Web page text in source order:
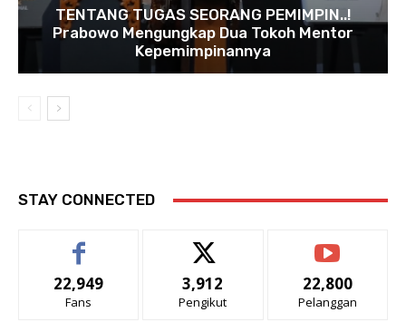
TENTANG TUGAS SEORANG PEMIMPIN..!
Prabowo Mengungkap Dua Tokoh Mentor
Kepemimpinannya
STAY CONNECTED
22,949
Fans
3,912
Pengikut
22,800
Pelanggan